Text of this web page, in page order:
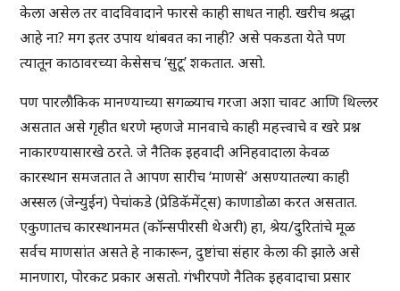
केला असेल तर वादविवादाने फारसे काही साधत नाही. खरीच श्रद्धा
आहे ना? मग इतर उपाय थांबवत का नाही? असे पकडता येते पण
त्यातून काठावरच्या केसेसच ‘सुटू’ शकतात. असो.
पण पारलौकिक मानण्याच्या सगळ्याच गरजा अशा चावट आणि थिल्लर
असतात असे गृहीत धरणे म्हणजे मानवाचे काही महत्त्वाचे व खरे प्रश्न
नाकारण्यासारखे ठरते. जे नैतिक इहवादी अनिहवादाला केवळ
कारस्थान समजतात ते आपण सारीच ‘माणसे’ असण्यातल्या काही
अस्सल (जेन्युईन) पेचांकडे (प्रेडिकॅमेंट्स) काणाडोळा करत असतात.
एकुणातच कारस्थानमत (कॉन्सपीरसी थेअरी) हा, श्रेय/दुरितांचे मूळ
सर्वच माणसांत असते हे नाकारून, दुष्टांचा संहार केला की झाले असे
मानणारा, पोरकट प्रकार असतो. गंभीरपणे नैतिक इहवादाचा प्रसार